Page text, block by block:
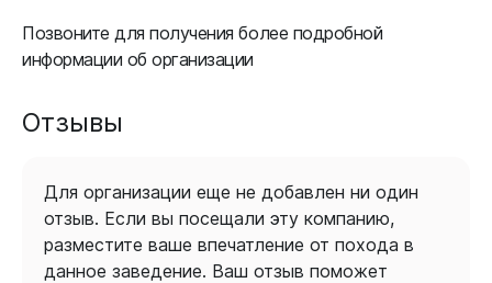
Позвоните для получения более подробной
информации об организации
Отзывы
Для организации еще не добавлен ни один
отзыв. Если вы посещали эту компанию,
разместите ваше впечатление от похода в
данное заведение. Ваш отзыв поможет